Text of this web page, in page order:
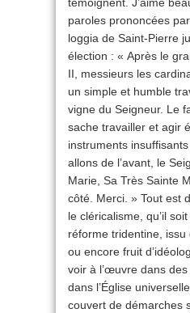
témoignent. J’aime
paroles prononcées
loggia de Saint-Pierre
élection : « Après le
II, messieurs les
un simple et humble
vigne du Seigneur. Le
sache travailler et agir
instruments
allons de l’avant, le
Marie, Sa Très Sainte
côté. Merci. » Tout est
le cléricalisme, qu’il
réforme tridentine, issu
ou encore fruit
voir à l’œuvre dans
dans l’Église
couvert de démarches